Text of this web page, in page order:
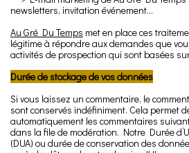
newsletters, invitation événement…
Au Gré Du Temps met en place ces
légitime à répondre aux demandes que
activités de prospection qui sont basées
Durée de stockage de vos données
Si vous laissez un commentaire, le
sont conservés indéfiniment. Cela permet
automatiquement les commentaires
dans la file de modération. Notre Durée
(DUA) ou durée de conservation des